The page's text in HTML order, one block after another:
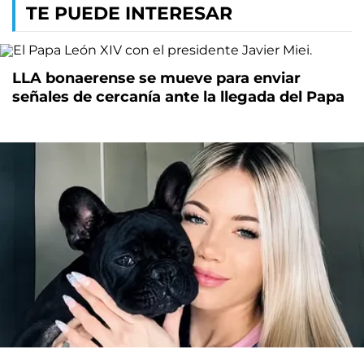
TE PUEDE INTERESAR
LLA bonaerense se mueve para enviar
señales de cercanía ante la llegada del Papa